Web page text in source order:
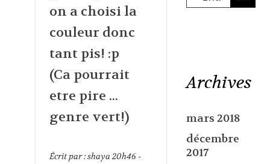
on a choisi la
couleur donc
tant pis! :p
(Ca pourrait
etre pire ...
genre vert!)
Écrit par :shaya20h46-
Archives
mars 2018
décembre
2017